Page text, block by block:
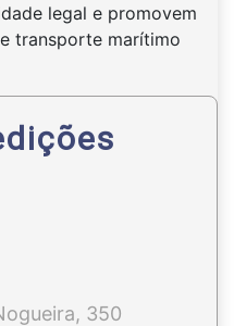
legal e promovem
transporte marítimo
350